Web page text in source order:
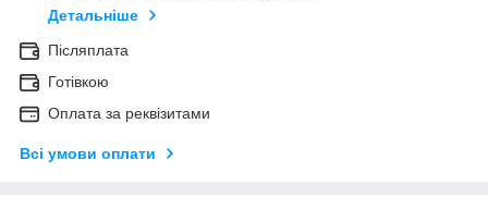
Детальніше
Післяплата
Готівкою
Оплата за реквізитами
Всі умови оплати